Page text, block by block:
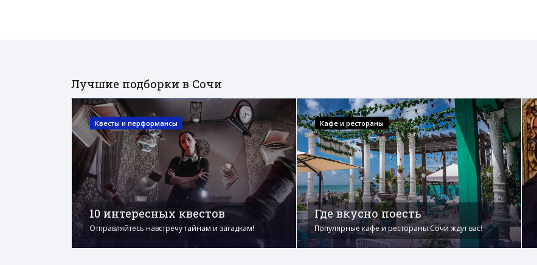
Лучшие подборки в Сочи
Квесты и перформансы
10 интересных квестов
Отправляйтесь навстречу тайнам и загадкам!
Кафе и рестораны
Где вкусно поесть
Популярные кафе и рестораны Сочи ждут вас!